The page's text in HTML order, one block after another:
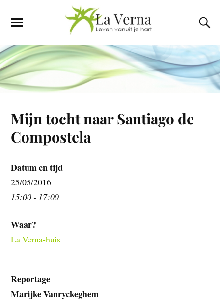
Mijn tocht naar Santiago de
Compostela
Datum en tijd
25/05/2016
15:00 - 17:00
Waar?
La Verna-huis
Reportage
Marijke Vanryckeghem